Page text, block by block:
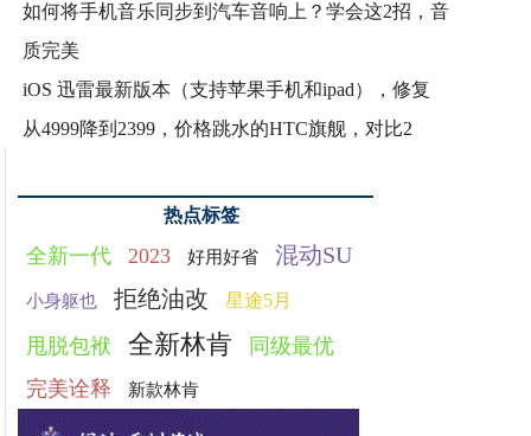
如何将手机音乐同步到汽车音响上？学会这2招，音
质完美
iOS 迅雷最新版本（支持苹果手机和ipad），修复
从4999降到2399，价格跳水的HTC旗舰，对比2
热点标签
全新一代 2023 好用好省 混动SU
小身躯也 拒绝油改 星途5月
甩脱包袱 全新林肯
同级最优
完美诠释
新款林肯